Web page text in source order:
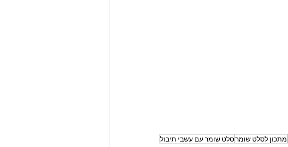
מתכון לסלט שומרסלט שומר עם עשבי תיבול